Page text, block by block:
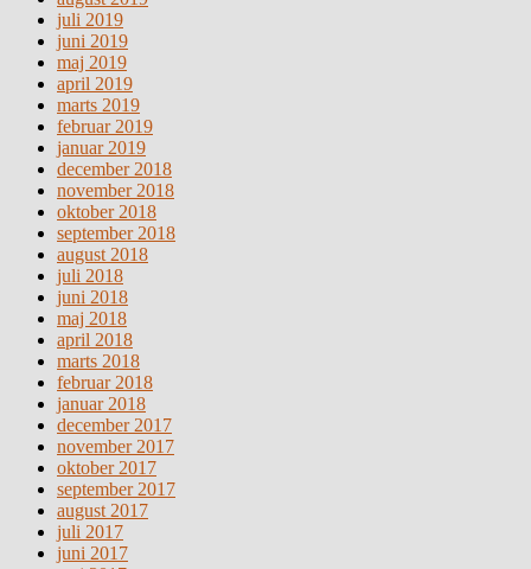
juli 2019
juni 2019
maj 2019
april 2019
marts 2019
februar 2019
januar 2019
december 2018
november 2018
oktober 2018
september 2018
august 2018
juli 2018
juni 2018
maj 2018
april 2018
marts 2018
februar 2018
januar 2018
december 2017
november 2017
oktober 2017
september 2017
august 2017
juli 2017
juni 2017